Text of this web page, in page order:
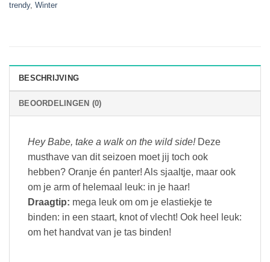
trendy, Winter
BESCHRIJVING
BEOORDELINGEN (0)
Hey Babe, take a walk on the wild side! Deze
musthave van dit seizoen moet jij toch ook
hebben? Oranje én panter! Als sjaaltje, maar ook
om je arm of helemaal leuk: in je haar!
Draagtip: mega leuk om om je elastiekje te
binden: in een staart, knot of vlecht! Ook heel leuk:
om het handvat van je tas binden!